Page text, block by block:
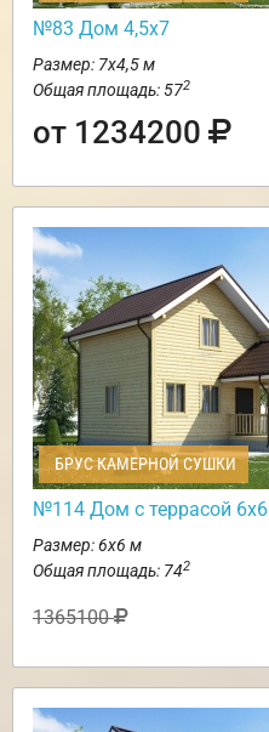
№83 Дом 4,5х7
Размер: 7х4,5 м
Общая площадь: 572
от 1234200
БРУС КАМЕРНОЙ СУШКИ
№114 Дом с террасой 6х6
Размер: 6х6 м
Общая площадь: 742
1365100